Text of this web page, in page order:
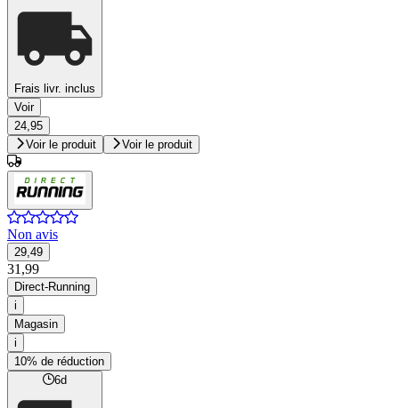
Frais livr. inclus
Voir
24,95
Voir le produit
Voir le produit
Non avis
29,49
31,99
Direct-Running
i
Magasin
i
10% de réduction
6d